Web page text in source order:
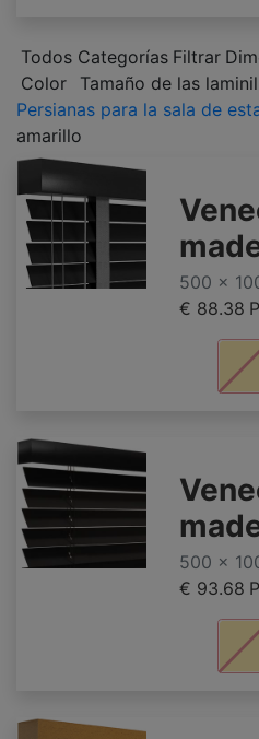
Todos Categorías Filtrar
Color
Tamaño de las
Persianas para la sala de
amarillo
500 x
€ 88.38
500 x
€ 93.68